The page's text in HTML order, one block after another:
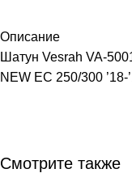
Описание
Шатун Vesrah VA-
NEW EC 250/300
Смотрите также